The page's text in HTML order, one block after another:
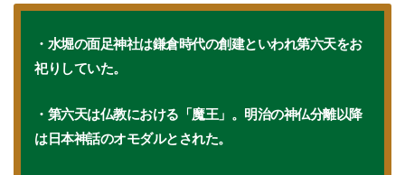
・水堀の面足神社は鎌倉時代の創建といわれ第六天をお
祀りしていた。
・第六天は仏教における「魔王」。明治の神仏分離以降
は日本神話のオモダルとされた。